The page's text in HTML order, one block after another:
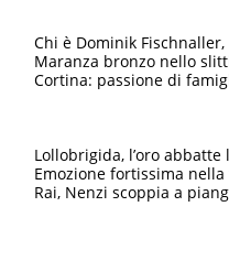
Chi è Dominik
Maranza bronzo nello
Cortina: passione di
Lollobrigida, l’oro abbatte
Emozione fortissima
Rai, Nenzi scoppia a